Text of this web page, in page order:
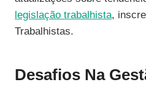
legislação trabalhista,
Trabalhistas.
Desafios Na